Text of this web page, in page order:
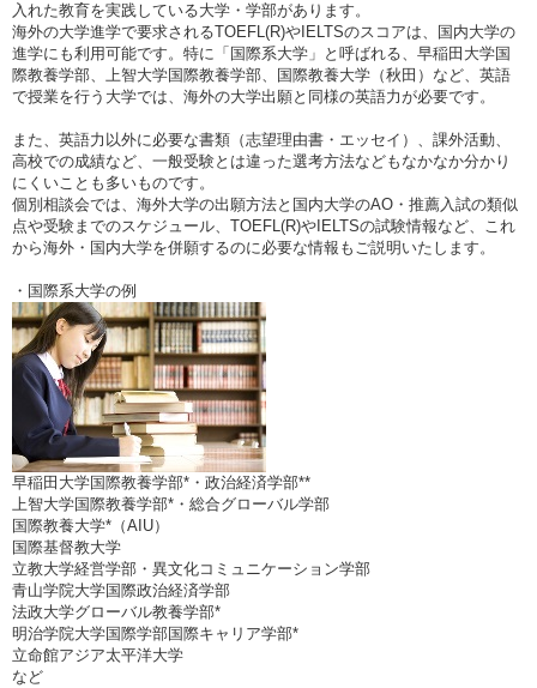
入れた教育を実践している大学・学部があります。
海外の大学進学で要求されるTOEFL(R)やIELTSのスコアは、国内大学の
進学にも利用可能です。特に「国際系大学」と呼ばれる、早稲田大学国
際教養学部、上智大学国際教養学部、国際教養大学（秋田）など、英語
で授業を行う大学では、海外の大学出願と同様の英語力が必要です。
また、英語力以外に必要な書類（志望理由書・エッセイ）、課外活動、
高校での成績など、一般受験とは違った選考方法などもなかなか分かり
にくいことも多いものです。
個別相談会では、海外大学の出願方法と国内大学のAO・推薦入試の類似
点や受験までのスケジュール、TOEFL(R)やIELTSの試験情報など、これ
から海外・国内大学を併願するのに必要な情報もご説明いたします。
・国際系大学の例
早稲田大学国際教養学部*・政治経済学部**
上智大学国際教養学部*・総合グローバル学部
国際教養大学*（AIU）
国際基督教大学
立教大学経営学部・異文化コミュニケーション学部
青山学院大学国際政治経済学部
法政大学グローバル教養学部*
明治学院大学国際学部国際キャリア学部*
立命館アジア太平洋大学
など